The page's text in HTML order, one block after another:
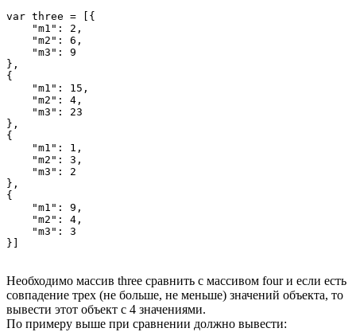
var three = [{
    "m1": 2,
    "m2": 6,
    "m3": 9
},
{
    "m1": 15,
    "m2": 4,
    "m3": 23
},
{
    "m1": 1,
    "m2": 3,
    "m3": 2
},
{
    "m1": 9,
    "m2": 4,
    "m3": 3
}]
Необходимо массив three сравнить с массивом four и если есть
совпадение трех (не больше, не меньше) значений объекта, то
вывести этот объект с 4 значениями.
По примеру выше при сравнении должно вывести: